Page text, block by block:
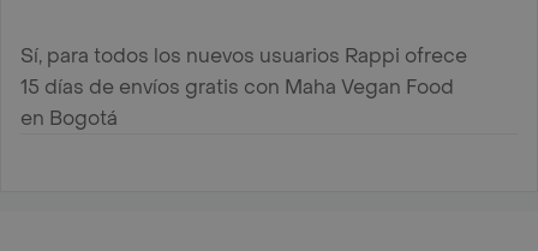
Sí, para todos los nuevos usuarios Rappi ofrece
15 días de envíos gratis con Maha Vegan Food
en Bogotá